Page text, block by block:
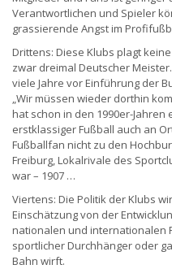
Verantwortlichen und Spieler
grassierende Angst im
Drittens: Diese Klubs plagt
zwar dreimal Deutscher
viele Jahre vor Einführung der
„Wir müssen wieder dorthin
hat schon in den 1990er-
erstklassiger Fußball auch an
Fußballfan nicht zu den
Freiburg, Lokalrivale des
war – 1907 …
Viertens: Die Politik der Klubs
Einschätzung von der
nationalen und internationalen
sportlicher Durchhänger oder
Bahn wirft.